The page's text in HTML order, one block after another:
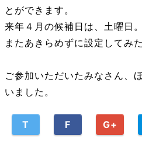
とができます。
来年４月の候補日は、土曜日。
またあきらめずに設定してみ
ご参加いただいたみなさん、
いました。
T F G+